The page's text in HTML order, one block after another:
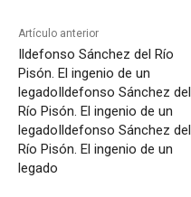
Artículo anterior
Ildefonso Sánchez del Río
Pisón. El ingenio de un
legadoIldefonso Sánchez del
Río Pisón. El ingenio de un
legadoIldefonso Sánchez del
Río Pisón. El ingenio de un
legado